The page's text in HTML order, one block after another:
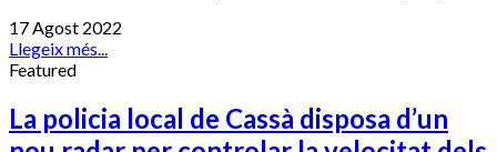
17 Agost 2022
Llegeix més...
Featured
La policia local de Cassà disposa d’un